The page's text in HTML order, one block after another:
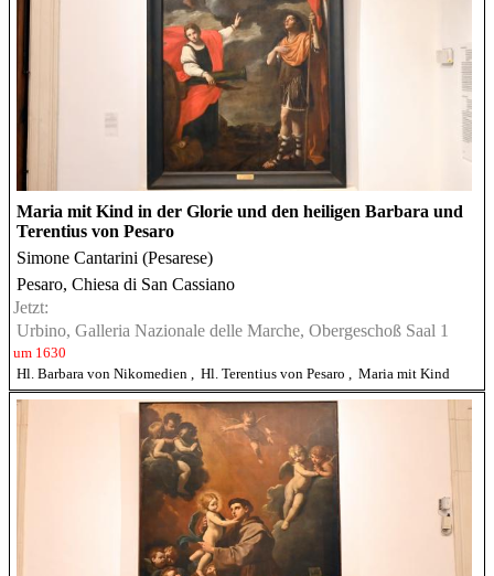
Maria mit Kind in der Glorie und den heiligen Barbara und
Terentius von Pesaro
Simone Cantarini (Pesarese)
Pesaro, Chiesa di San Cassiano
Jetzt:
Urbino, Galleria Nazionale delle Marche, Obergeschoß Saal 1
um 1630
Hl. Barbara von Nikomedien , Hl. Terentius von Pesaro , Maria mit Kind